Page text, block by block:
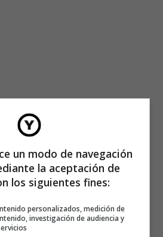
un modo de navegación
la aceptación de
los siguientes fines:
personalizados, medición de
investigación de audiencia y